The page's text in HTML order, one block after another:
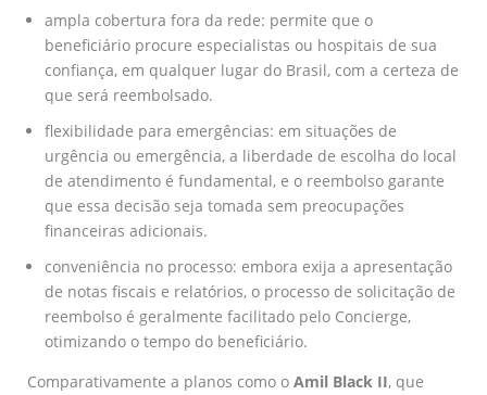
ampla cobertura fora da rede: permite que o
beneficiário procure especialistas ou hospitais de sua
confiança, em qualquer lugar do Brasil, com a certeza de
que será reembolsado.
flexibilidade para emergências: em situações de
urgência ou emergência, a liberdade de escolha do local
de atendimento é fundamental, e o reembolso garante
que essa decisão seja tomada sem preocupações
financeiras adicionais.
conveniência no processo: embora exija a apresentação
de notas fiscais e relatórios, o processo de solicitação de
reembolso é geralmente facilitado pelo Concierge,
otimizando o tempo do beneficiário.
Comparativamente a planos como o Amil Black II, que